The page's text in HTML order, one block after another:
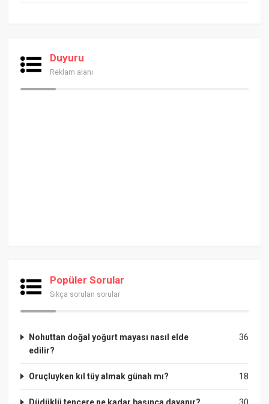
Duyuru
Reklam alanı
Popüler Sorular
Sıkça sorulan sorular
36
Nohuttan doğal yoğurt mayası nasıl elde
edilir?
18
Oruçluyken kıl tüy almak günah mı?
30
Düdüklü tencere ne kadar basınca dayanır?